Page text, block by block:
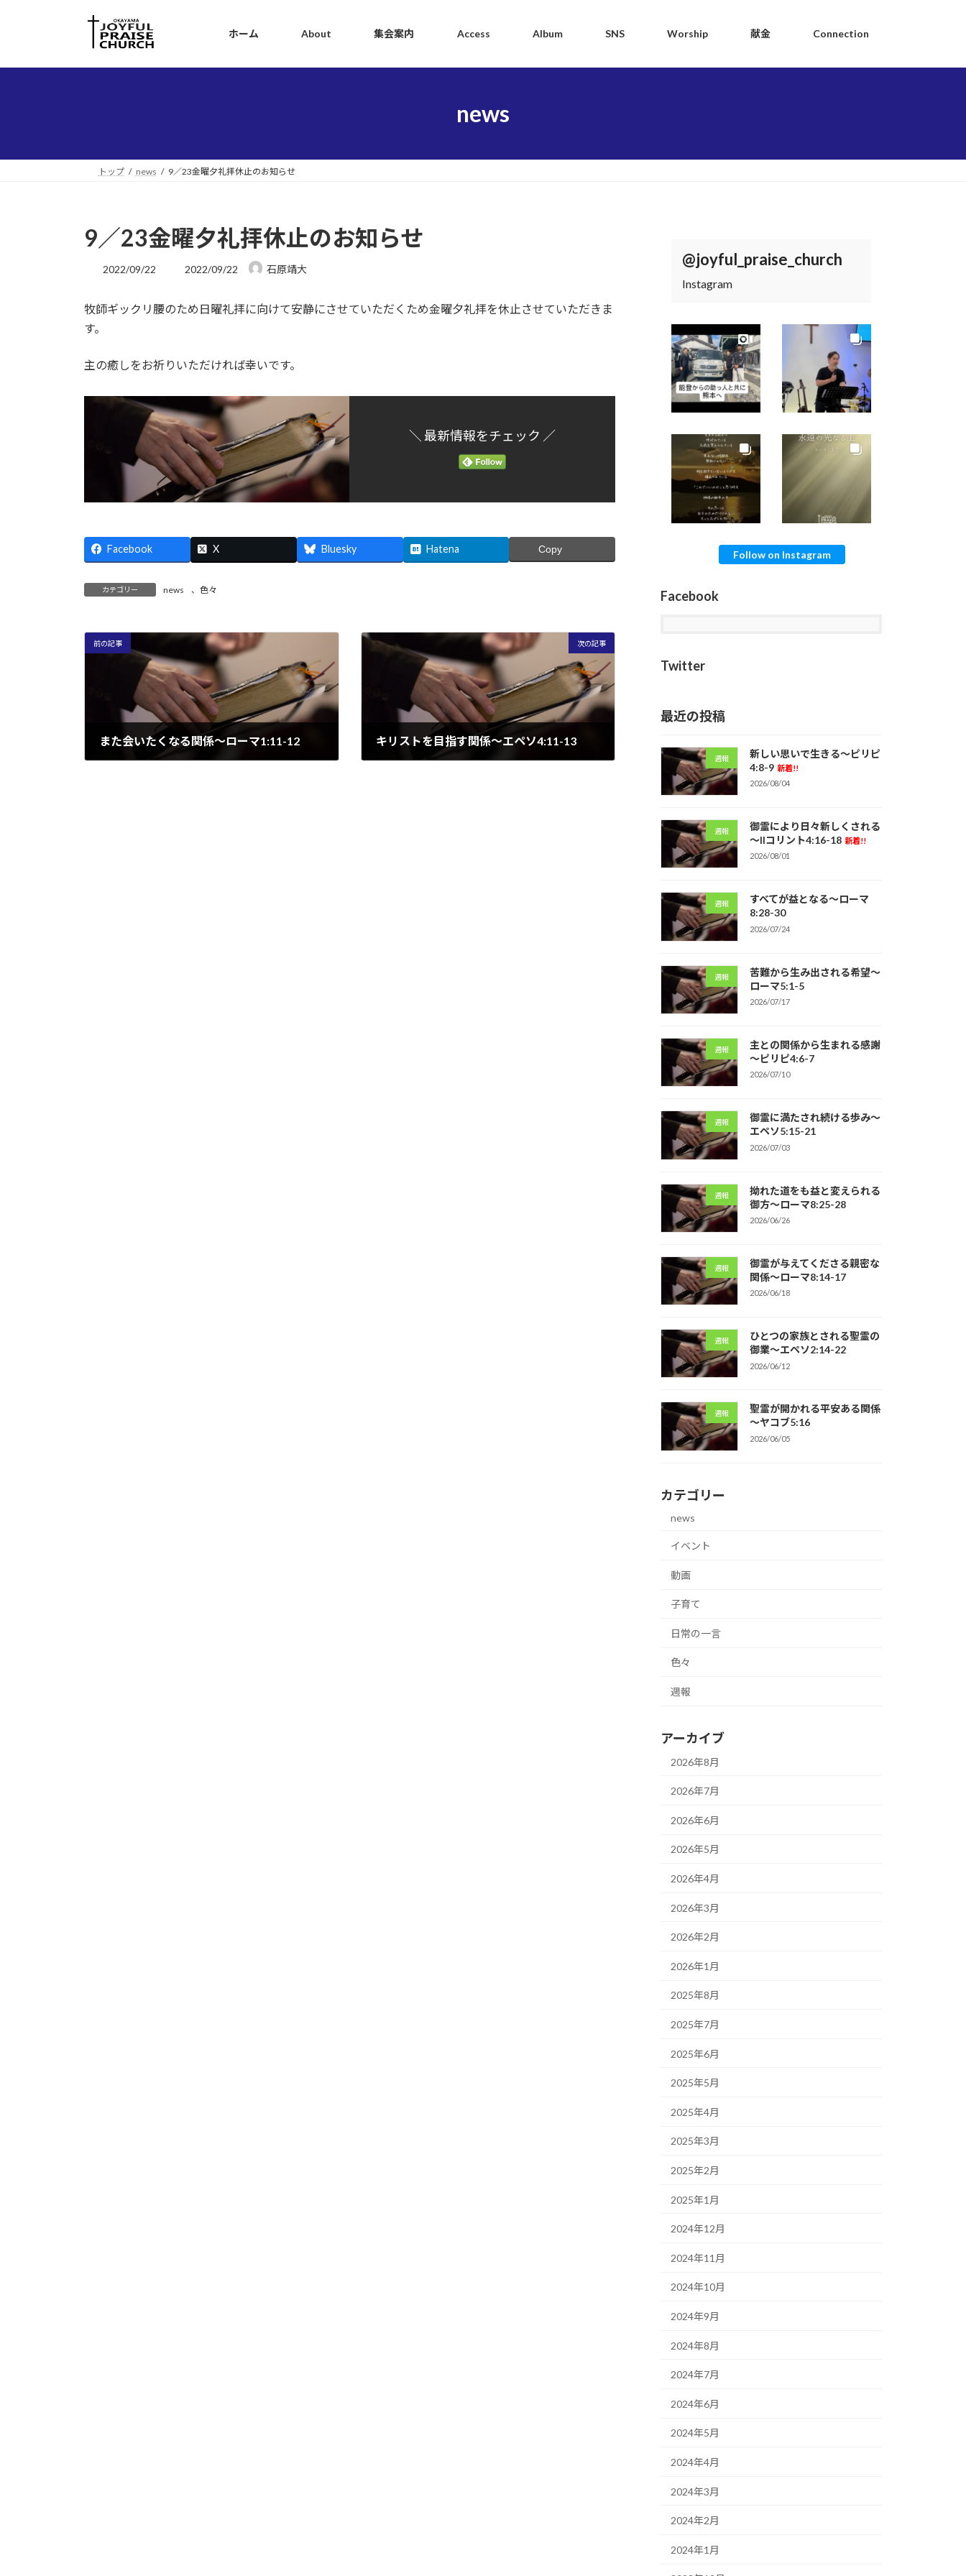
プ
動
ホーム About 集会案内 Access Album SNS Worship 献金 Connection
news
トップ news 9／23金曜夕礼拝休止のお知らせ
9／23金曜夕礼拝休止のお知らせ
2022/09/22
最
新
2022/09/22 石原靖大
牧師ギックリ腰のため日曜礼拝に向けて安静にさせていただくため金曜夕礼拝を休止させていただきま
す。
主の癒しをお祈りいただければ幸いです。
＼ 最新情報をチェック ／
Facebook X Bluesky Hatena Copy
カテゴリー news 、 色々
前の記事
また会いたくなる関係～ローマ1:11-12
次の記事
キリストを目指す関係～エペソ4:11-13
@joyful_praise_church
Instagram
Follow on Instagram
Facebook
Twitter
最近の投稿
週報
新しい思いで生きる～ピリピ
4:8-9 新着!!
2026/08/04
週報
御霊により日々新しくされる
～IIコリント4:16-18 新着!!
2026/08/01
週報
すべてが益となる～ローマ
8:28-30
2026/07/24
週報
苦難から生み出される希望～
ローマ5:1-5
2026/07/17
週報
主との関係から生まれる感謝
～ピリピ4:6-7
2026/07/10
週報
御霊に満たされ続ける歩み～
エペソ5:15-21
2026/07/03
週報
拗れた道をも益と変えられる
御方～ローマ8:25-28
2026/06/26
週報
御霊が与えてくださる親密な
関係～ローマ8:14-17
2026/06/18
週報
ひとつの家族とされる聖霊の
御業～エペソ2:14-22
2026/06/12
週報
聖霊が開かれる平安ある関係
～ヤコブ5:16
2026/06/05
カテゴリー
news
イベント
動画
子育て
日常の一言
色々
週報
アーカイブ
2026年8月
2026年7月
2026年6月
2026年5月
2026年4月
2026年3月
2026年2月
2026年1月
2025年8月
2025年7月
2025年6月
2025年5月
2025年4月
2025年3月
2025年2月
2025年1月
2024年12月
2024年11月
2024年10月
2024年9月
2024年8月
2024年7月
2024年6月
2024年5月
2024年4月
2024年3月
2024年2月
2024年1月